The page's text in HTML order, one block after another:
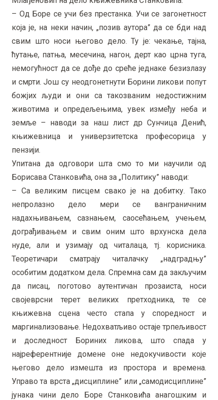
– Од Боре се учи без престанка. Учи се загонетност
која је, на неки начин, „позив аутора” да се бди над
свим што носи његово дело. Ту је: чекање, тајна,
ћутање, патња, месечина, нагон, дерт као црна туга,
немогућност да се дође до среће једнаке безизлазу
и смрти. Још су неодгонетнути Борини ликови попут
божјих људи и они са такозваним недостижним
животима и опредељењима, увек између неба и
земље – наводи за наш лист др Сунчица Денић,
књижевница и универзитетска професорица у
пензији.
Упитана да одговори шта смо то ми научили од
Борисава Станковића, она за „Политику” наводи:
– Са великим писцем свако је на добитку. Тако
непролазно дело мери се ванграничним
надахњивањем, сазнањем, саосећањем, учењем,
дограђивањем и свим оним што врхунска дела
нуде, али и узимају од читалаца, тj. корисника.
Теоретичари сматрају читалачку „надградњу”
особитим додатком дела. Спремна сам да закључим
да писац, поготово аутентичан прозаиста, носи
својеврсни терет великих претходника, те се
књижевна сцена често стапа у споредност и
маргинализовање. Недохватљиво остаје трпељивост
и доследност Бориних ликова, што спада у
најреферентније домене оне недокучивости које
његово дело измешта из простора и времена.
Управо та врста „дисциплине” или „самодисциплине”
јунака чини дело Боре Станковића анагошким и